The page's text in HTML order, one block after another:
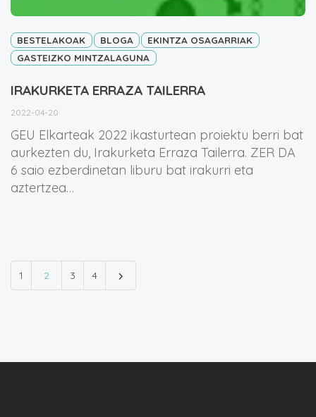
BESTELAKOAK BLOGA
EKINTZA OSAGARRIAK
GASTEIZKO MINTZALAGUNA
IRAKURKETA ERRAZA TAILERRA
2022-04-20
GEU Elkarteak 2022 ikasturtean proiektu berri bat
aurkezten du, Irakurketa Erraza Tailerra. ZER DA
6 saio ezberdinetan liburu bat irakurri eta
aztertzea…
1 2 3 4